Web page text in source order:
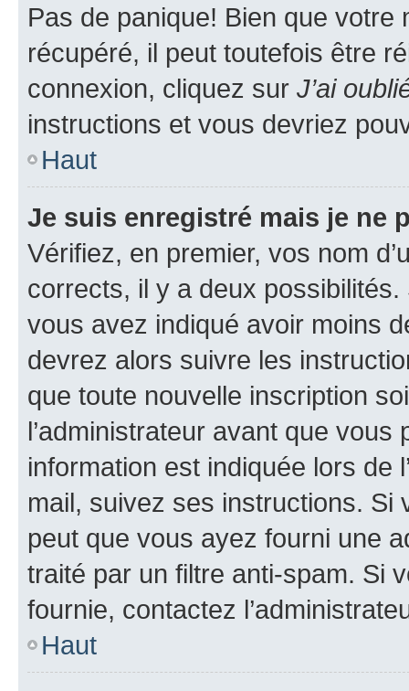
Pas de panique! Bien que
récupéré, il peut toutefois être
connexion, cliquez sur J’ai
instructions et vous devriez
Haut
Je suis enregistré mais je ne
Vérifiez, en premier, vos nom
corrects, il y a deux
vous avez indiqué avoir moins
devrez alors suivre les
que toute nouvelle inscription
l’administrateur avant que
information est indiquée lors de
mail, suivez ses instructions. Si
peut que vous ayez fourni une
traité par un filtre anti-spam. Si
fournie, contactez
Haut